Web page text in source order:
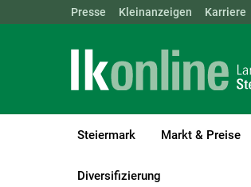
Landwirtschaftskammern:
Presse Kleinanzeigen Karriere
Steiermark Markt & Preise
Diversifizierung
LK Steiermark Tiere